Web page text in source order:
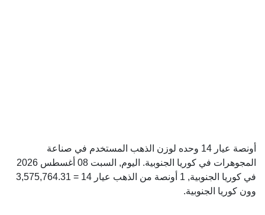
أونصة عيار 14 وحده لوزن الذهب المستخدم في صناعة
المجوهرات في كوريا الجنوبية. اليوم, السبت 08 أغسطس 2026
في كوريا الجنوبية, 1 أونصة من الذهب عيار 14 = 3,575,764.31
وون كوريا الجنوبية.